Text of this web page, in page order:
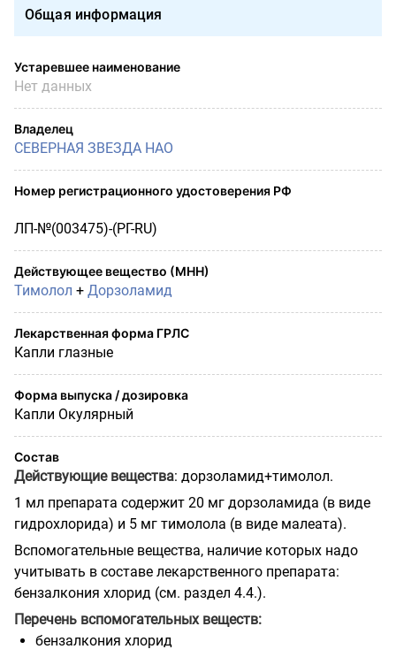
Общая информация
Устаревшее наименование
Нет данных
Владелец
СЕВЕРНАЯ ЗВЕЗДА НАО
Номер регистрационного удостоверения РФ
ЛП-№(003475)-(РГ-RU)
Действующее вещество (МНН)
Тимолол + Дорзоламид
Лекарственная форма ГРЛС
Капли глазные
Форма выпуска / дозировка
Капли Окулярный
Состав
Действующие вещества: дорзоламид+тимолол.
1 мл препарата содержит 20 мг дорзоламида (в виде
гидрохлорида) и 5 мг тимолола (в виде малеата).
Вспомогательные вещества, наличие которых надо
учитывать в составе лекарственного препарата:
бензалкония хлорид (см. раздел 4.4.).
Перечень вспомогательных веществ:
бензалкония хлорид